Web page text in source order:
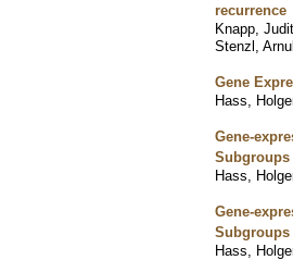
recurrence
Knapp,
Stenzl,
Gene
Hass,
Gene-
Subgroups
Hass,
Gene-
Subgroups
Hass,